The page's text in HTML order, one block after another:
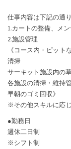
仕事内容は下記の通
1.カートの整備、メ
2.施設管理
《コース内・ピット
清掃
サーキット施設内の
各施設の清掃・維持
早朝のゴミ回収》
※その他スキルに応
●勤務日
週休二日制
※シフト制